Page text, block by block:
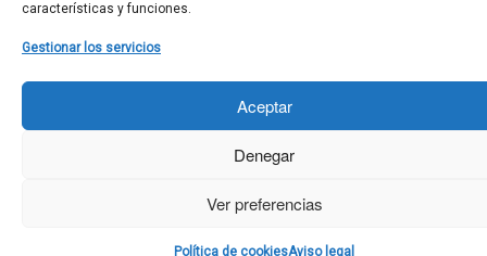
características y funciones.
Gestionar los servicios
Aceptar
Denegar
Ver preferencias
Política de cookiesAviso legal